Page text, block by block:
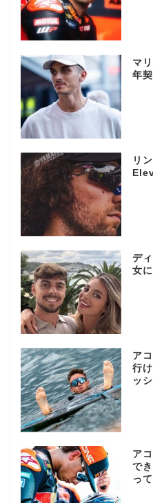
マ
年
リ
デ
女
ア
行
ッ
ア
で
って